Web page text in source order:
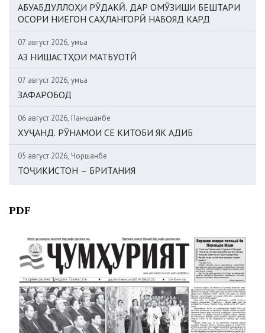
АБУАБДУЛЛОҲИ РӮДАКӢ. ДАР ОМӮЗИШИ БЕШТАРИ
ОСОРИ НИЁГОН САҲЛАНГОРӢ НАБОЯД КАРД
07 август 2026, Ҷумъа
АЗ НИШАСТҲОИ МАТБУОТӢ
07 август 2026, Ҷумъа
ЗАФАРОБОД
06 август 2026, Панҷшанбе
ХУҶАНД. РӮНАМОИ СЕ КИТОБИ ЯК АДИБ
05 август 2026, Чоршанбе
ТОҶИКИСТОН – БРИТАНИЯ
PDF